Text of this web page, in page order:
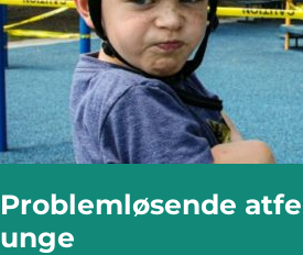
Problemløsende
unge